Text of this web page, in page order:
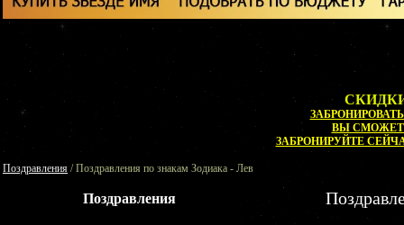
ВЫ
ЗАБРОНИРУЙТЕ
Поздравления/ Поздравления по знакам Зодиака - Лев
Поздравления